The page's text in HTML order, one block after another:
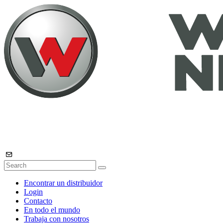
Encontrar un distribuidor
Login
Contacto
En todo el mundo
Trabaja con nosotros